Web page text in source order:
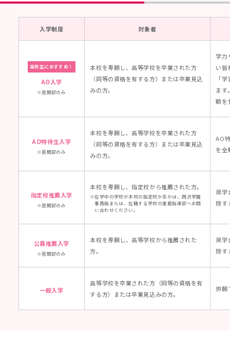
入学制度 対象者
高校生におすすめ！
AO入学
昼間部のみ
本校を専願し、高等学校を卒業された方
（同等の資格を有する方）または卒業見込
みの方。
学力
い皆
「
ます
額を
AO特待生入学
昼間部のみ
本校を専願し、高等学校を卒業された方
（同等の資格を有する方）または卒業見込
みの方。
AO
を全
指定校推薦入学
昼間部のみ
本校を専願し、指定校から推薦された方。
在学中の学校が本校の指定校か否かは、西沢学園
事務局または、在籍する学校の進路指導部へお問
い合わせください。
奨学
除す
公募推薦入学
昼間部のみ
本校を専願し、高等学校から推薦された
方。
奨学
除す
一般入学
高等学校を卒業された方（同等の資格を有
する方）または卒業見込みの方。
併願